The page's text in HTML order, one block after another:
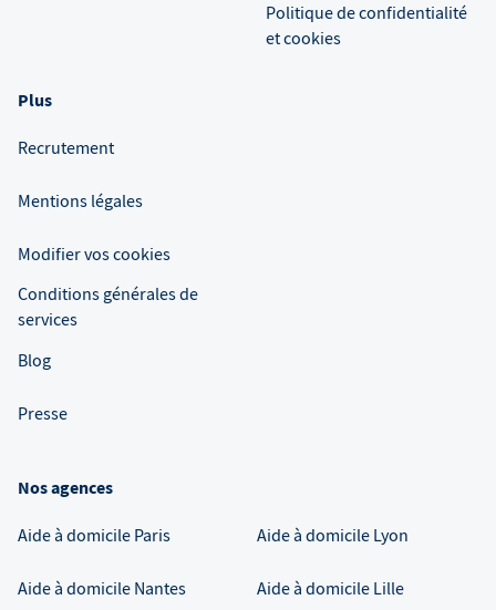
Politique de confidentialité
et cookies
Plus
Recrutement
Mentions légales
Modifier vos cookies
Conditions générales de
services
Blog
Presse
Nos agences
Aide à domicile Paris Aide à domicile Lyon
Aide à domicile Nantes Aide à domicile Lille